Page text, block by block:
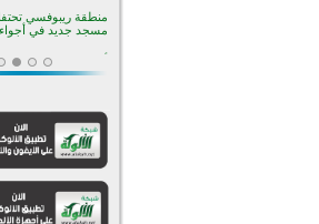
منطقة ريبوفسي
مسجد جديد في أجواء
أكبر مشروع إسلامي
أستراليا يفتتح
الصيفية للمسلمين في
وساراتوف وموردوفيا
اختتام الدورة
وتلاوة القرآن الكريم
تيسليتش تختتم برنامجا
القيم وبناء الشخصية
المسلمين